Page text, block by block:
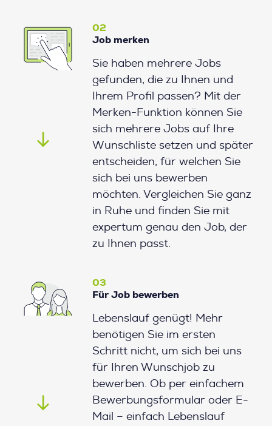
02
Job merken
Sie haben mehrere Jobs
gefunden, die zu Ihnen und
Ihrem Profil passen? Mit der
Merken-Funktion können Sie
sich mehrere Jobs auf Ihre
Wunschliste setzen und später
entscheiden, für welchen Sie
sich bei uns bewerben
möchten. Vergleichen Sie ganz
in Ruhe und finden Sie mit
expertum genau den Job, der
zu Ihnen passt.
03
Für Job bewerben
Lebenslauf genügt! Mehr
benötigen Sie im ersten
Schritt nicht, um sich bei uns
für Ihren Wunschjob zu
bewerben. Ob per einfachem
Bewerbungsformular oder E-
Mail – einfach Lebenslauf